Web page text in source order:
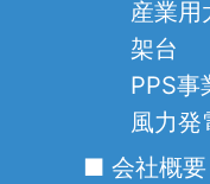
産業用
架台
PPS事
風力発
■ 会社概要